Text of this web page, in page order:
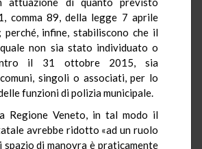
comma 89, della legge 7 aprile
perché, infine, stabiliscono che il
non sia stato individuato o
il 31 ottobre 2015, sia
singoli o associati, per lo
funzioni di polizia municipale.
Regione Veneto, in tal modo il
avrebbe ridotto «ad un ruolo
spazio di manovra è praticamente